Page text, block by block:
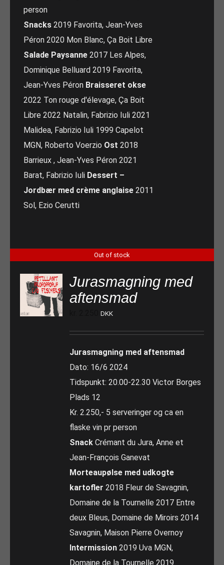
person
Snacks 2019 Favorita, Jean-Yves
Péron 2020 Mon Blanc, Ça Boit Libre
Salade Paysanne 2017 Les Alpes,
Dominique Belluard 2019 Favorita,
Jean-Yves Péron Braisseret okse
2022 Ton rouge d'élevage, Ça Boit
Libre 2022 Natalin, Fabrizio Iuli 2021
Malidea, Fabrizio Iuli 1999 Capelot
MGN, Roberto Voerzio Ost 2018
Barrieux , Jean-Yves Péron 2021
Barat, Fabrizio Iuli Dessert –
Jordbær med crème anglaise 2011
Sol, Ezio Cerutti
Out of stock
Jurasmagning med
aftensmad
DKK
Jurasmagning med aftensmad
Dato: 16/6 2024
Tidspunkt: 20.00-22.30 Victor Borges
Plads 12
Kr. 2.250,- 5 serveringer og ca en
flaske vin pr person
SnackCrémant du Jura, Anne et
Jean-François Ganevat
Morteaupølse med udkogte
kartofler 2018 Fleur de Savagnin,
Domaine de la Tournelle 2017 Entre
deux Bleus, Domaine de Miroirs 2014
Savagnin, Maison Pierre Overnoy
Intermission 2019 Uva MGN,
Domaine de la Tournelle 2019